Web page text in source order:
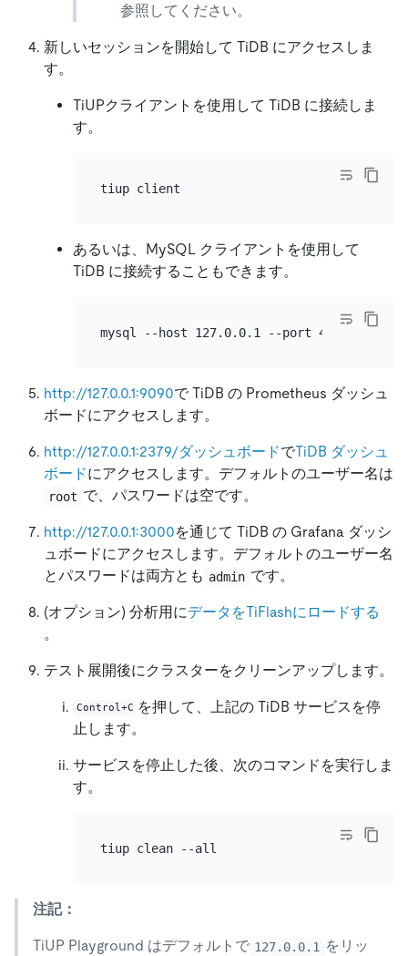
参照してください。
新しいセッションを開始して TiDB にアクセスしま
す。
TiUPクライアントを使用して TiDB に接続しま
す。
あるいは、MySQL クライアントを使用して
TiDB に接続することもできます。
http://127.0.0.1:9090で TiDB の Prometheus ダッシュ
ボードにアクセスします。
http://127.0.0.1:2379/ダッシュボードでTiDB ダッシュ
ボードにアクセスします。デフォルトのユーザー名は
root で、パスワードは空です。
http://127.0.0.1:3000を通じて TiDB の Grafana ダッシ
ュボードにアクセスします。デフォルトのユーザー名
とパスワードは両方とも admin です。
(オプション) 分析用にデータをTiFlashにロードする
。
テスト展開後にクラスターをクリーンアップします。
Control+C を押して、上記の TiDB サービスを停
止します。
サービスを停止した後、次のコマンドを実行しま
す。
注記：
TiUP Playground はデフォルトで 127.0.0.1
をリッ